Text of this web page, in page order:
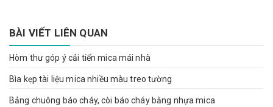
BÀI VIẾT LIÊN QUAN
Hòm thư góp ý cải tiến mica mái nhà
Bìa kẹp tài liệu mica nhiều màu treo tường
Bảng chuông báo cháy, còi báo cháy bằng nhựa mica